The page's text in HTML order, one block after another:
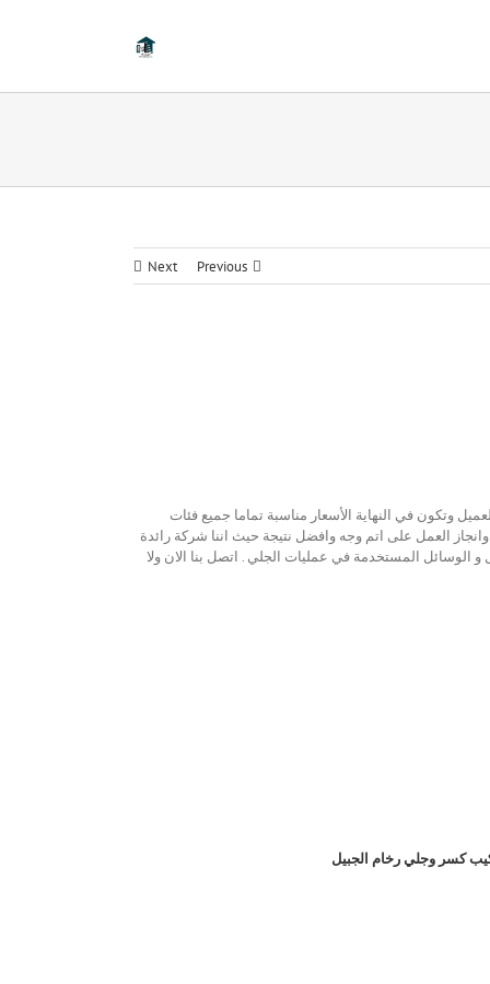
Previous
Next
وتكون في النهاية الأسعار مناسبة تماما جميع فئات
العمل على اتم وجه وافضل نتيجة حيث اننا شركة رائدة
الوسائل المستخدمة في عمليات الجلي . اتصل بنا الان ولا
كسر وجلي رخام الجبيل